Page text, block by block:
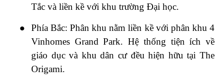
Tắc và liền kề với khu trường Đại học.
●
Phía Bắc: Phân khu nằm liền kề với phân khu 4
Vinhomes Grand Park. Hệ thống tiện ích về
giáo dục và khu dân cư đều hiện hữu tại The
Origami.